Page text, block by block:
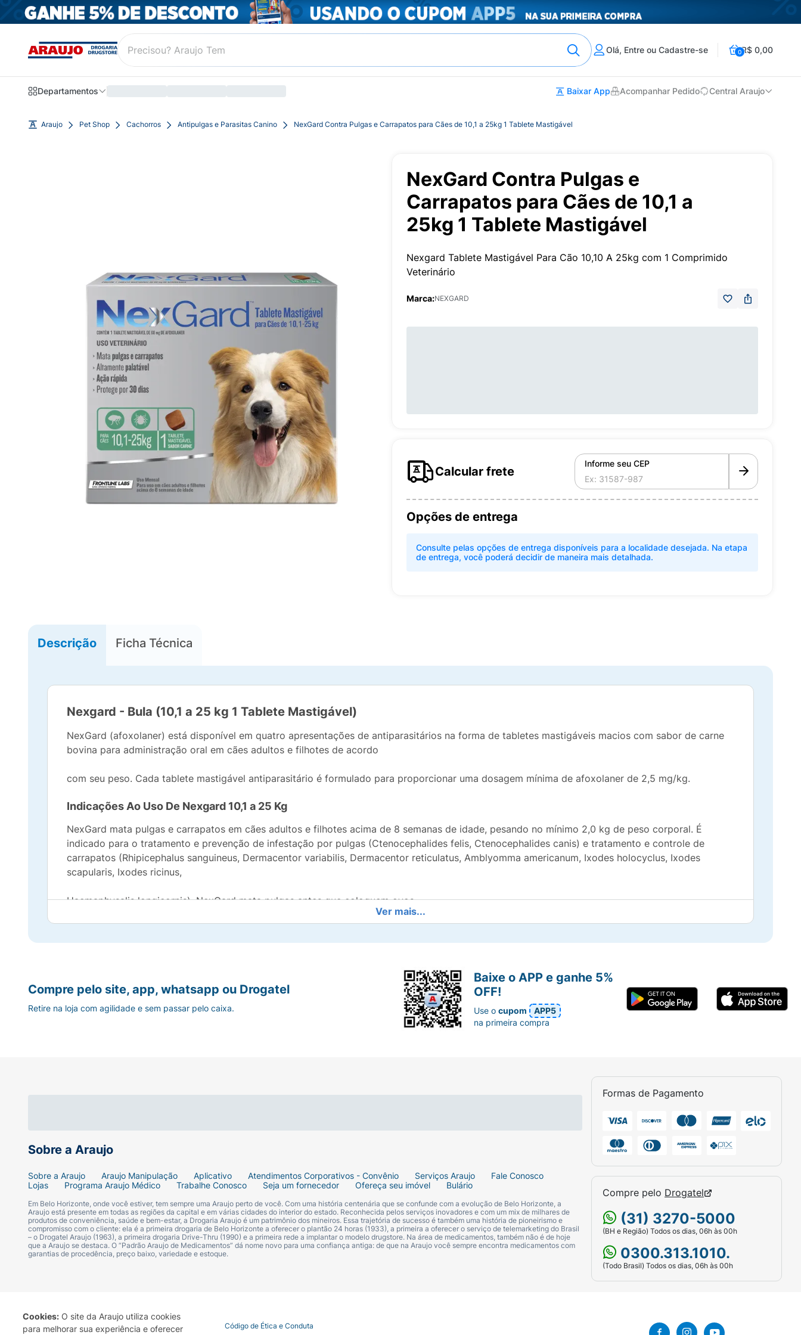
Cookies: O site da Araujo utiliza cookies
para melhorar sua experiência e oferecer
Olá, Entre ou Cadastre-se 0R$ 0,00
Departamentos Baixar App Acompanhar Pedido Central Araujo
Araujo Pet Shop Cachorros Antipulgas e Parasitas Canino NexGard Contra Pulgas e Carrapatos para Cães de 10,1 a 25kg 1 Tablete Mastigável
NexGard Contra Pulgas e
Carrapatos para Cães de 10,1 a
25kg 1 Tablete Mastigável
Nexgard Tablete Mastigável Para Cão 10,10 A 25kg com 1 Comprimido
Veterinário
Marca:NEXGARD
Calcular frete
Informe seu CEP
Opções de entrega
Consulte pelas opções de entrega disponíveis para a localidade desejada. Na etapa
de entrega, você poderá decidir de maneira mais detalhada.
Descrição Ficha Técnica
Nexgard - Bula (10,1 a 25 kg 1 Tablete Mastigável)
NexGard (afoxolaner) está disponível em quatro apresentações de antiparasitários na forma de tabletes mastigáveis macios com sabor de carne
bovina para administração oral em cães adultos e filhotes de acordo
com seu peso. Cada tablete mastigável antiparasitário é formulado para proporcionar uma dosagem mínima de afoxolaner de 2,5 mg/kg.
Indicações Ao Uso De Nexgard 10,1 a 25 Kg
NexGard mata pulgas e carrapatos em cães adultos e filhotes acima de 8 semanas de idade, pesando no mínimo 2,0 kg de peso corporal. É
indicado para o tratamento e prevenção de infestação por pulgas (Ctenocephalides felis, Ctenocephalides canis) e tratamento e controle de
carrapatos (Rhipicephalus sanguineus, Dermacentor variabilis, Dermacentor reticulatus, Amblyomma americanum, Ixodes holocyclus, Ixodes
scapularis, Ixodes ricinus,
Haemaphysalis longicornis). NexGard mata pulgas antes que coloquem ovos.
Nexgard tem um rápido início de ação e atinge 100% de eficácia em 8 horas para pulgas;
NexGard controla rapidamente a reinfestação de pulgas adultas recém adquiridas e carrapatos por um mês.
cloreto através das membranas celulares (pelos neurotransmissores GABA). Uma hiperexcitação prolongada induzida pelo afoxolaner resulta em
atividade descontrolada do sistema nervoso central e morte de insetos e ácaros. A toxicidade do afoxolaner é específica para os invertebrados,
NexGard é administrado oralmente, uma vez ao mês, na dosagem mínima de 2,5 mg/kg.
Esquema De Dosagem
NexGard é altamente palatável e pode ser oferecido diretamente ao cão. Administre o tablete mastigável de uma forma que estimule o cão para
mastigá-lo. Não há nenhuma recomendação de regime alimentar para a
administração de NexGard, podendo ser oferecido junto com o alimento ou não. Deve-se ter cuidado para que o cão consuma a dose completa, e
que uma parte da dose não seja perdida ou recusada. Caso se suspeite de que uma parte da dose ou a dose completa foi perdida ou caso ocorra
vômito dentro de duas horas após a administração, administre uma nova dose completa.
Ver mais...
Sobre a Araujo
Sobre a Araujo Araujo Manipulação Aplicativo Atendimentos Corporativos - Convênio Serviços Araujo
Fale Conosco
Lojas
Programa Araujo Médico Trabalhe Conosco Seja um fornecedor Ofereça seu imóvel Bulário
Em Belo Horizonte, onde você estiver, tem sempre uma Araujo perto de você. Com uma história centenária que se confunde com a evolução de Belo Horizonte, a
Araujo está presente em todas as regiões da capital e em várias cidades do interior do estado. Reconhecida pelos serviços inovadores e com um mix de milhares de
produtos de conveniência, saúde e bem-estar, a Drogaria Araujo é um patrimônio dos mineiros. Essa trajetória de sucesso é também uma história de pioneirismo e
compromisso com o cliente: ela é a primeira drogaria de Belo Horizonte a oferecer o plantão 24 horas (1933), a primeira a oferecer o serviço de telemarketing do Brasil
– o Drogatel Araujo (1963), a primeira drogaria Drive-Thru (1990) e a primeira rede a implantar o modelo drugstore. Na área de medicamentos, também não é de hoje
que a Araujo se destaca. O “Padrão Araujo de Medicamentos” dá nome novo para uma confiança antiga: de que na Araujo você sempre encontra medicamentos com
garantias de procedência, preço baixo, variedade e estoque.
Formas de Pagamento
Compre pelo Drogatel
(31) 3270-5000
(BH e Região) Todos os dias, 06h às 00h
0300.313.1010.
(Todo Brasil) Todos os dias, 06h às 00h
Compre pelo site, app, whatsapp ou Drogatel
Retire na loja com agilidade e sem passar pelo caixa.
Baixe o APP e ganhe 5%
OFF!
Use ocupom
APP5
na primeira compra
Termo de Uso Portal da Privacidade Covid-19 Código de Ética e Conduta